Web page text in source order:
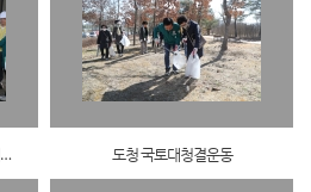
환경부장관 맑은누리타워 쓰레기소각장 화재현장방문 도청 국토대청결운동